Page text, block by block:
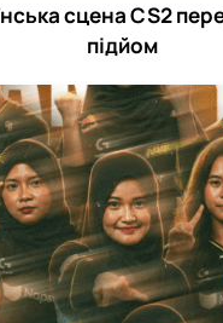
сцена CS2
підйом